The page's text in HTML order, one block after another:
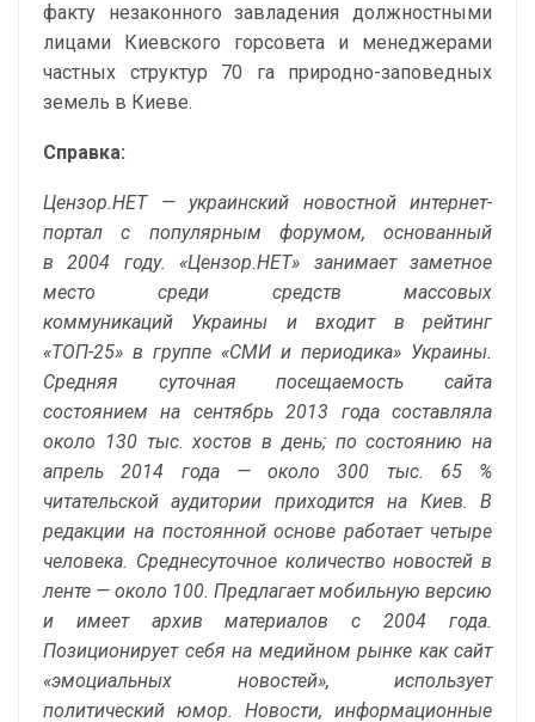
факту незаконного завладения должностными
лицами Киевского горсовета и менеджерами
частных структур 70 га природно-заповедных
земель в Киеве.
Справка:
Цензор.НЕТ — украинский новостной интернет-
портал с популярным форумом, основанный
в 2004 году. «Цензор.НЕТ» занимает заметное
место среди средств массовых
коммуникаций Украины и входит в рейтинг
«ТОП-25» в группе «СМИ и периодика» Украины.
Средняя суточная посещаемость сайта
состоянием на сентябрь 2013 года составляла
около 130 тыс. хостов в день; по состоянию на
апрель 2014 года — около 300 тыс. 65 %
читательской аудитории приходится на Киев. В
редакции на постоянной основе работает четыре
человека. Среднесуточное количество новостей в
ленте — около 100. Предлагает мобильную версию
и имеет архив материалов с 2004 года.
Позиционирует себя на медийном рынке как сайт
«эмоциальных новостей», использует
политический юмор. Новости, информационные